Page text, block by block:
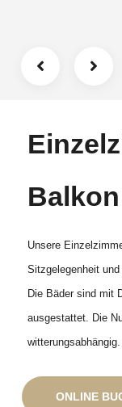
Balkon
Unsere
Sitzgelegenheit
Die Bäder sind mit
ausgestattet. Die
witterungsabhängig.
ONLINE